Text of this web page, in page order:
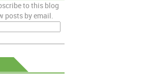
to this blog
posts by email.